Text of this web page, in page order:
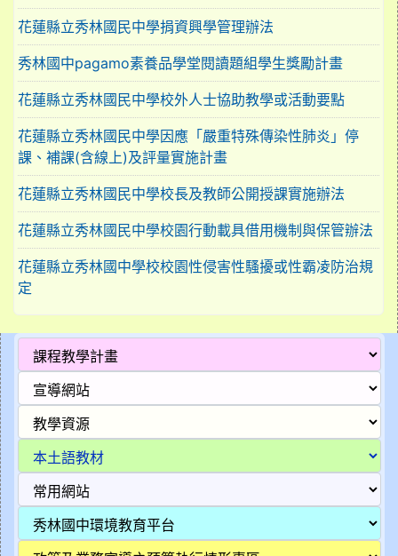
花蓮縣立秀林國民中學捐資興學管理辦法
秀林國中pagamo素養品學堂閱讀題組學生獎勵計畫
花蓮縣立秀林國民中學校外人士協助教學或活動要點
花蓮縣立秀林國民中學因應「嚴重特殊傳染性肺炎」停
課、補課(含線上)及評量實施計畫
花蓮縣立秀林國民中學校長及教師公開授課實施辦法
花蓮縣立秀林國民中學校園行動載具借用機制與保管辦法
花蓮縣立秀林國中學校校園性侵害性騷擾或性霸凌防治規
定